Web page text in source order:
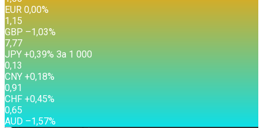
EUR 0,00%
1,15
GBP –1,03%
7,77
JPY +0,39% За 1 000
0,13
CNY +0,18%
0,91
CHF +0,45%
0,65
AUD –1,57%